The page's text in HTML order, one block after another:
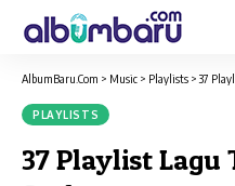
AlbumBaru.Com > Music > Playlists > 37
PLAYLISTS
37 Playlist Lagu